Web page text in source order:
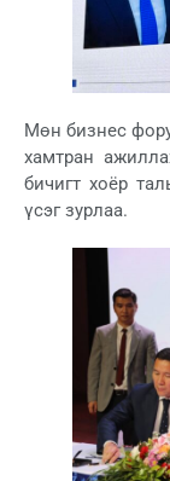
Мөн бизнес
хамтран
бичигт хоёр
үсэг зурлаа.